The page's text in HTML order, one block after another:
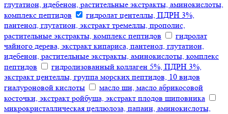
глутатион, идебенон, растительные экстракты, аминокислоты,
комплекс пептидов
гидролат центеллы, ПДРН 3%,
пантенол, глутатион, экстракт тремеллы, прополис,
растительные экстракты, комплекс пептидов
гидролат
чайного дерева, экстракт кипариса, пантенол, глутатион,
идебенон, растительные экстракты, аминокислоты, комплекс
пептидов
гидролизованный коллаген 5%, ПДРН 3%,
экстракт центеллы, группа морских пептидов, 10 видов
гиалуроновой кислоты
масло ши, масло абрикосовой
косточки, экстракт ройбуша, экстракт плодов шиповника
микрокристаллическая целлюлоза, папаин, аминокислоты,